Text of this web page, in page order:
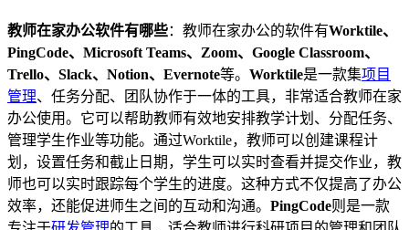
教师在家办公软件有哪些：教师在家办公的软件有Worktile、
PingCode、Microsoft Teams、Zoom、Google Classroom、
Trello、Slack、Notion、Evernote等。 Worktile是一款集项目
管理、任务分配、团队协作于一体的工具，非常适合教师在家
办公使用。它可以帮助教师有效地安排教学计划、分配任务、
管理学生作业等功能。通过Worktile，教师可以创建课程计
划，设置任务和截止日期，学生可以实时查看并提交作业，教
师也可以实时跟踪每个学生的进度。这种方式不仅提高了办公
效率，还能促进师生之间的互动和沟通。 PingCode则是一款